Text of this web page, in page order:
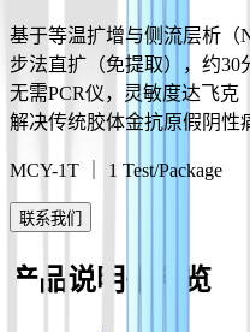
基于等温扩增与侧流层析
步法直扩（免提取），约30
无需PCR仪，灵敏度达飞克
解决传统胶体金抗原假阴性
MCY-1T ｜ 1 Test/Package
联系我们
产品说明书预览